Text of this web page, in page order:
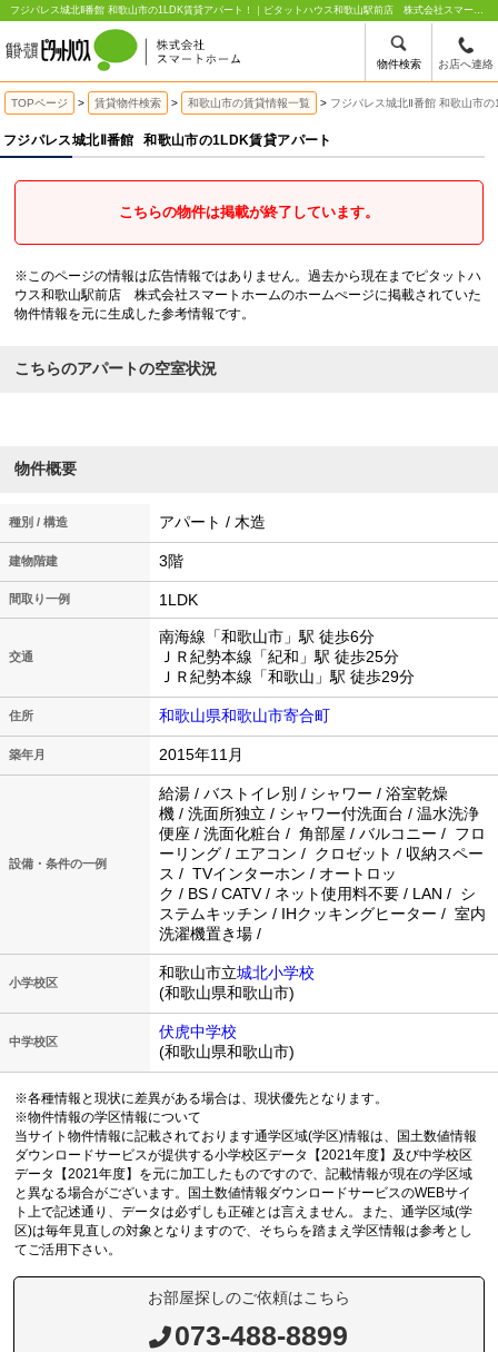
物件検索 お店へ連絡
フジパレス城北Ⅱ番館 和歌山市の1LDK賃貸アパート！｜ピタットハウス和歌山駅前店 株式会社スマートホーム
TOPページ 賃貸物件検索 和歌山市の賃貸情報一覧 フジパレス城北Ⅱ番館 和歌山市
フジパレス城北Ⅱ番館 和歌山市の1LDK賃貸アパート
こちらの物件は掲載が終了しています。
※このページの情報は広告情報ではありません。過去から現在までピタットハ
ウス和歌山駅前店 株式会社スマートホームのホームぺージに掲載されていた
物件情報を元に生成した参考情報です。
こちらのアパートの空室状況
物件概要
種別 / 構造 アパート / 木造
建物階建 3階
間取り一例 1LDK
交通
南海線「和歌山市」駅 徒歩6分
ＪＲ紀勢本線「紀和」駅 徒歩25分
ＪＲ紀勢本線「和歌山」駅 徒歩29分
住所 和歌山県和歌山市寄合町
築年月 2015年11月
設備・条件の一例
給湯 / バストイレ別 / シャワー / 浴室乾燥
機 / 洗面所独立 / シャワー付洗面台 / 温水洗浄
便座 / 洗面化粧台 / 角部屋 / バルコニー / フロ
ーリング / エアコン / クロゼット / 収納スペー
ス / TVインターホン / オートロッ
ク / BS / CATV / ネット使用料不要 / LAN / シ
ステムキッチン / IHクッキングヒーター / 室内
洗濯機置き場 /
小学校区
和歌山市立城北小学校
(和歌山県和歌山市)
中学校区
伏虎中学校
(和歌山県和歌山市)
※各種情報と現状に差異がある場合は、現状優先となります。
※物件情報の学区情報について
当サイト物件情報に記載されております通学区域(学区)情報は、国土数値情報
ダウンロードサービスが提供する小学校区データ【2021年度】及び中学校区
データ【2021年度】を元に加工したものですので、記載情報が現在の学区域
と異なる場合がございます。国土数値情報ダウンロードサービスのWEBサイ
ト上で記述通り、データは必ずしも正確とは言えません。また、通学区域(学
区)は毎年見直しの対象となりますので、そちらを踏まえ学区情報は参考とし
てご活用下さい。
お部屋探しのご依頼はこちら
073-488-8899